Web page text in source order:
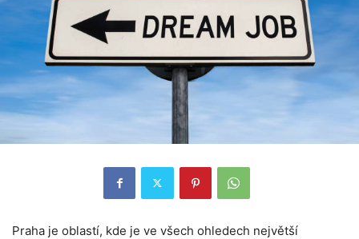
Praha je oblastí, kde je ve všech ohledech největší